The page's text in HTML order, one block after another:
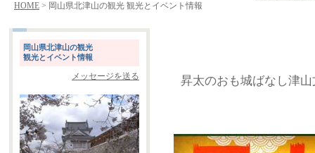
HOME > 岡山県北津山の観光 観光とイベント情報
岡山県北津山の観光
観光とイベント情報
メッセージを送る 昇太のおも城ばなし津